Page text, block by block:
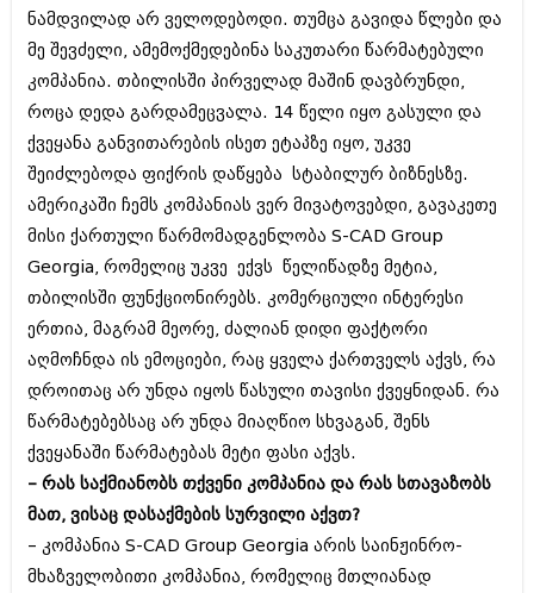
აპრილი 2018 (194)
თებერვალი 2018 (208)
იანვარი 2018 (215)
დეკემბერი 2017 (243)
ნოემბერი 2017 (212)
ოქტომბერი 2017 (231)
სექტემბერი 2017 (261)
აგვისტო 2017 (212)
ივლისი 2017 (233)
ივნისი 2017 (265)
მაისი 2017 (216)
აპრილი 2017 (220)
მარტი 2017 (212)
იანვარი 2017 (246)
დეკემბერი 2016 (207)
ნოემბერი 2016 (207)
ოქტომბერი 2016 (257)
სექტემბერი 2016 (224)
აგვისტო 2016 (258)
ივლისი 2016 (211)
ივნისი 2016 (221)
მაისი 2016 (261)
აპრილი 2016 (215)
ნამდვილად არ ველოდებოდი. თუმცა გავიდა წლები და
მე შევძელი, ამემოქმედებინა საკუთარი წარმატებული
კომპანია. თბილისში პირველად მაშინ დავბრუნდი,
როცა დედა გარდამეცვალა. 14 წელი იყო გასული და
ქვეყანა განვითარების ისეთ ეტაპზე იყო, უკვე
შეიძლებოდა ფიქრის დაწყება სტაბილურ ბიზნესზე.
ამერიკაში ჩემს კომპანიას ვერ მივატოვებდი, გავაკეთე
მისი ქართული წარმომადგენლობა S-CAD Group
Georgia, რომელიც უკვე ექვს წელიწადზე მეტია,
თბილისში ფუნქციონირებს. კომერციული ინტერესი
ერთია, მაგრამ მეორე, ძალიან დიდი ფაქტორი
აღმოჩნდა ის ემოციები, რაც ყველა ქართველს აქვს, რა
დროითაც არ უნდა იყოს წასული თავისი ქვეყნიდან. რა
წარმატებებსაც არ უნდა მიაღწიო სხვაგან, შენს
ქვეყანაში წარმატებას მეტი ფასი აქვს.
– რას საქმიანობს თქვენი კომპანია და რას სთავაზობს
მათ, ვისაც დასაქმების სურვილი აქვთ?
– კომპანია S-CAD Group Georgia არის საინჟინრო-
მხაზველობითი კომპანია, რომელიც მთლიანად